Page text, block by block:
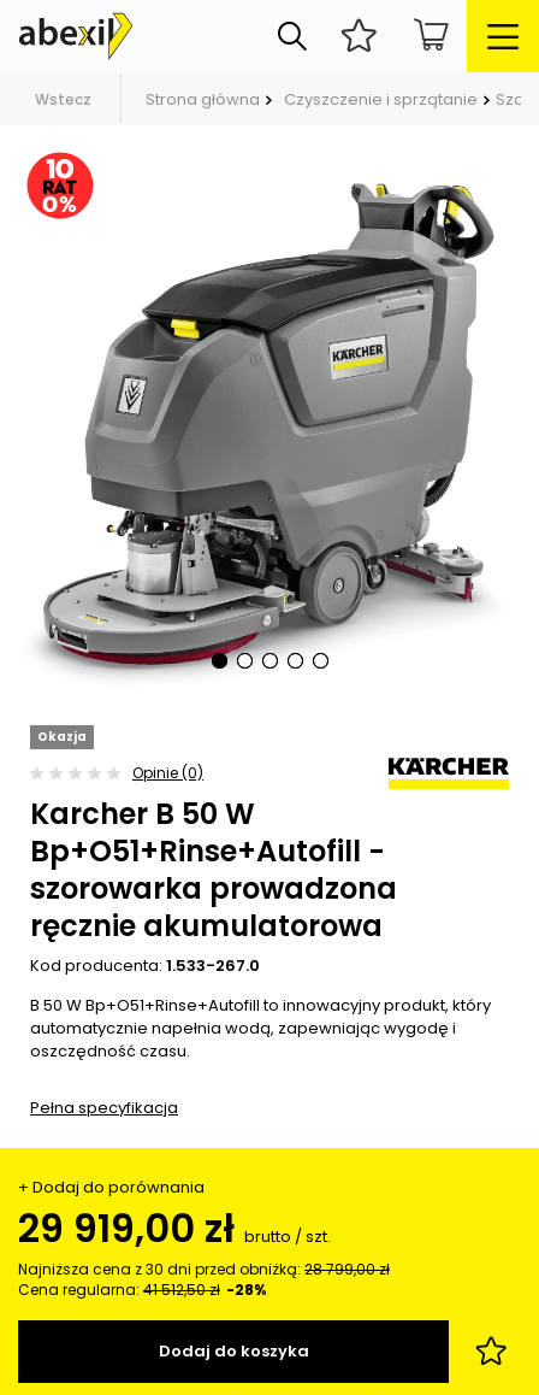
Wstecz Strona główna Czyszczenie i sprzątanie
Okazja
Opinie (0)
Karcher B 50 W
Bp+O51+Rinse+Autofill -
szorowarka prowadzona
ręcznie akumulatorowa
Kod producenta: 1.533-267.0
B 50 W Bp+O51+Rinse+Autofill to innowacyjny produkt, który
automatycznie napełnia wodą, zapewniając wygodę i
oszczędność czasu.
Pełna specyfikacja
+ Dodaj do porównania
29 919,00 zł brutto /szt.
Najniższa cena z 30 dni przed obniżką: 28 799,00 zł
Cena regularna: 41 512,50 zł -28%
Dodaj do koszyka